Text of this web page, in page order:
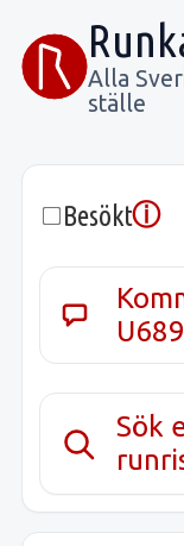
Alla
ställe
Besöktⓘ
Sök